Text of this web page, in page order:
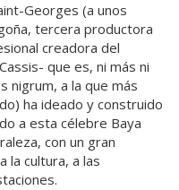
Georges (a unos
tercera productora
creadora del
que es, ni más ni
nigrum, a la que más
ha ideado y construido
a esta célebre Baya
con un gran
la cultura, a las